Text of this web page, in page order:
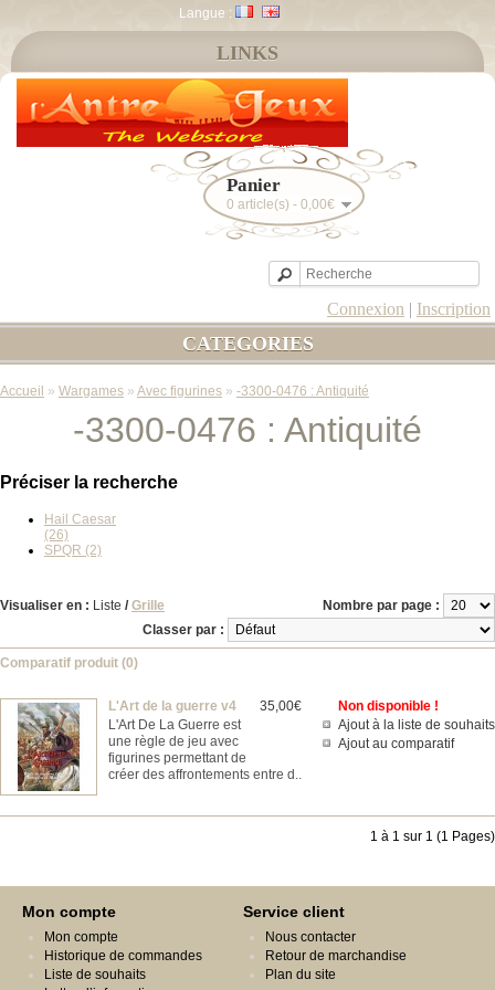
Langue :
Panier
0 article(s) - 0,00€
Connexion | Inscription
LINKS
CATEGORIES
Accueil » Wargames » Avec figurines » -3300-0476 : Antiquité
-3300-0476 : Antiquité
Préciser la recherche
Hail Caesar
(26)
SPQR (2)
Visualiser en : Liste / Grille
Nombre par page :
Classer par :
Comparatif produit (0)
Non disponible !
Ajout à la liste de souhaits
Ajout au comparatif
35,00€
L'Art de la guerre v4
L'Art De La Guerre est
une règle de jeu avec
figurines permettant de
créer des affrontements entre d..
1 à 1 sur 1 (1 Pages)
Mon compte
Mon compte
Historique de commandes
Liste de souhaits
Service client
Nous contacter
Retour de marchandise
Plan du site